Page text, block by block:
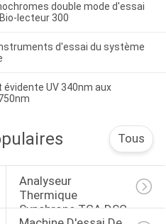
double mode d'essai
lecteur 300
d'essai du système
UV 340nm aux
Tous
Analyseur
Thermique
Synchrone TGA DSC